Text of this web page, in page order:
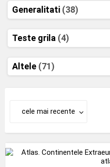
Generalitati (38)
Teste grila (4)
Altele (71)
cele mai recente